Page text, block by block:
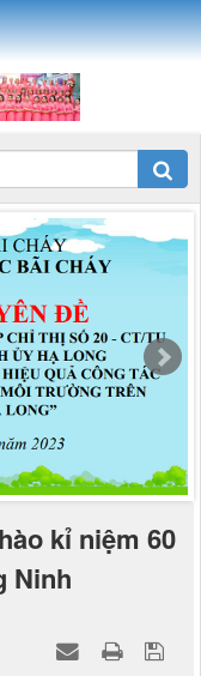
kỉ niệm 60
Ninh